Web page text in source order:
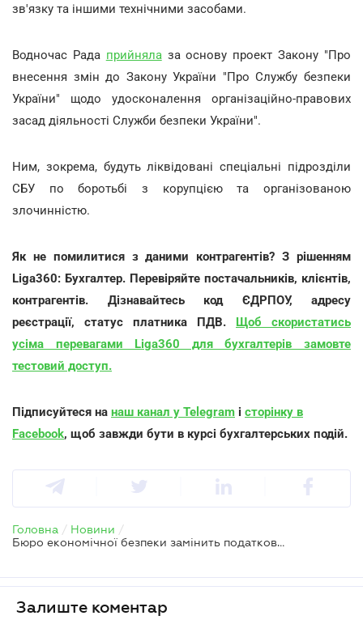
зв'язку та іншими технічними засобами.
Водночас Рада прийнялаза основу проект Закону "Про
внесення змін до Закону України "Про Службу безпеки
України" щодо удосконалення організаційно-правових
засад діяльності Служби безпеки України".
Ним, зокрема, будуть ліквідовані спеціальні підрозділи
СБУ по боротьбі з корупцією та організованою
злочинністю.
Як не помилитися з даними контрагентів? З рішенням
Liga360: Бухгалтер. Перевіряйте постачальників, клієнтів,
контрагентів. Дізнавайтесь код ЄДРПОУ, адресу
реєстрації, статус платника ПДВ. Щоб скористатись
усіма перевагами Liga360 для бухгалтерів замовте
тестовий доступ.
Підписуйтеся на наш канал у Telegram і сторінку в
Facebook, щоб завжди бути в курсі бухгалтерських подій.
Головна / Новини /
Бюро економічної безпеки замінить податкову міліцію — прийнято Закон
Залиште коментар